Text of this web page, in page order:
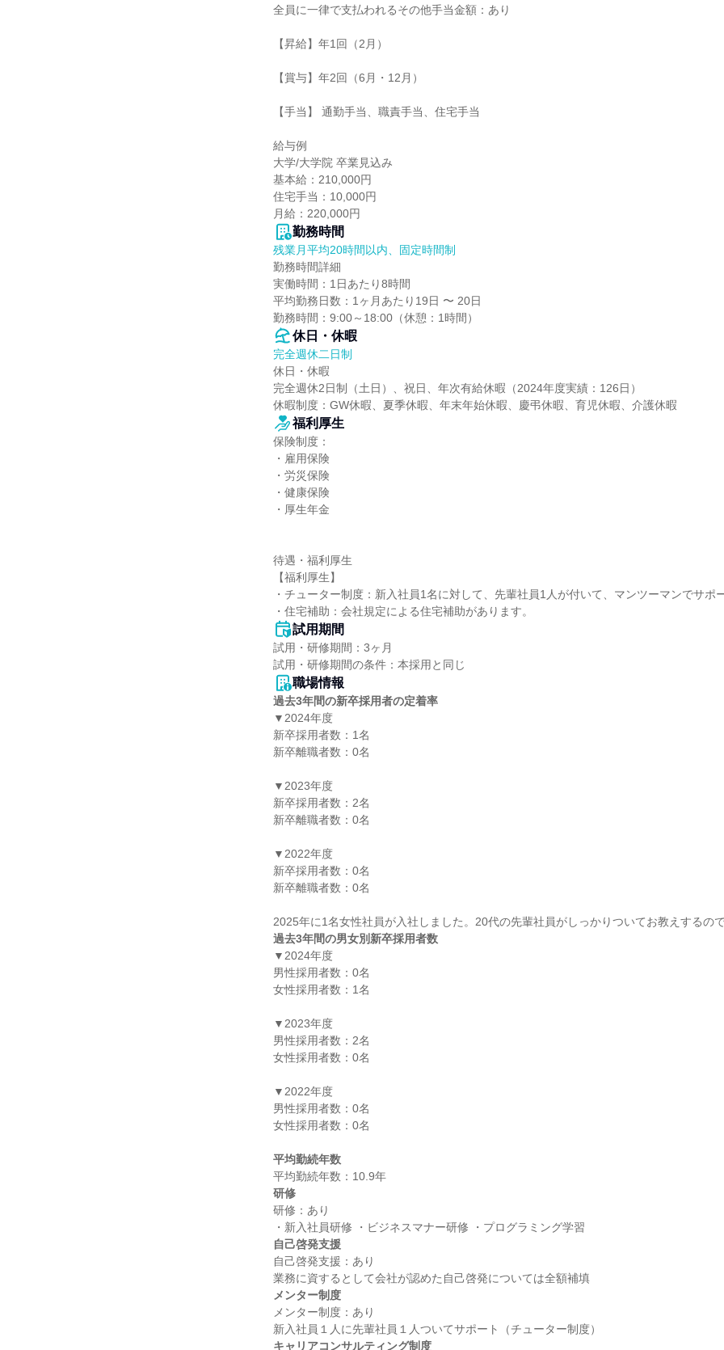
全員に一律で支払われるその他手当金額：あり
【昇給】年1回（2月）
【賞与】年2回（6月・12月）
【手当】 通勤手当、職責手当、住宅手当
給与例
大学/大学院 卒業見込み
基本給：210,000円
住宅手当：10,000円
月給：220,000円
勤務時間
残業月平均20時間以内、固定時間制
勤務時間詳細
実働時間：1日あたり8時間
平均勤務日数：1ヶ月あたり19日 〜 20日
勤務時間：9:00～18:00（休憩：1時間）
休日・休暇
完全週休二日制
休日・休暇
完全週休2日制（土日）、祝日、年次有給休暇（2024年度実績：126日）
休暇制度：GW休暇、夏季休暇、年末年始休暇、慶弔休暇、育児休暇、介護休暇
福利厚生
保険制度：
・雇用保険
・労災保険
・健康保険
・厚生年金
待遇・福利厚生
【福利厚生】
・チューター制度：新入社員1名に対して、先輩社員1人が付いて、マンツーマンでサポ
・住宅補助：会社規定による住宅補助があります。
試用期間
試用・研修期間：3ヶ月
職場情報
過去3年間の新卒採用者の定着率
▼2024年度
新卒採用者数：1名
新卒離職者数：0名
▼2023年度
新卒採用者数：2名
新卒離職者数：0名
▼2022年度
新卒採用者数：0名
新卒離職者数：0名
過去3年間の男女別新卒採用者数
▼2024年度
男性採用者数：0名
女性採用者数：1名
▼2023年度
男性採用者数：2名
女性採用者数：0名
▼2022年度
男性採用者数：0名
女性採用者数：0名
平均勤続年数
研修
研修：あり
自己啓発支援
自己啓発支援：あり
メンター制度
メンター制度：あり
キャリアコンサルティング制度